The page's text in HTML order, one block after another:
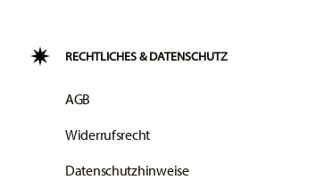
RECHTLICHES & DATENSCHUTZ
AGB
Widerrufsrecht
Datenschutzhinweise